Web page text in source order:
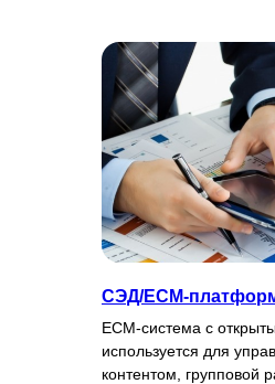
СЭД/ECM-
ECM-система с
используется для
контентом, групповой